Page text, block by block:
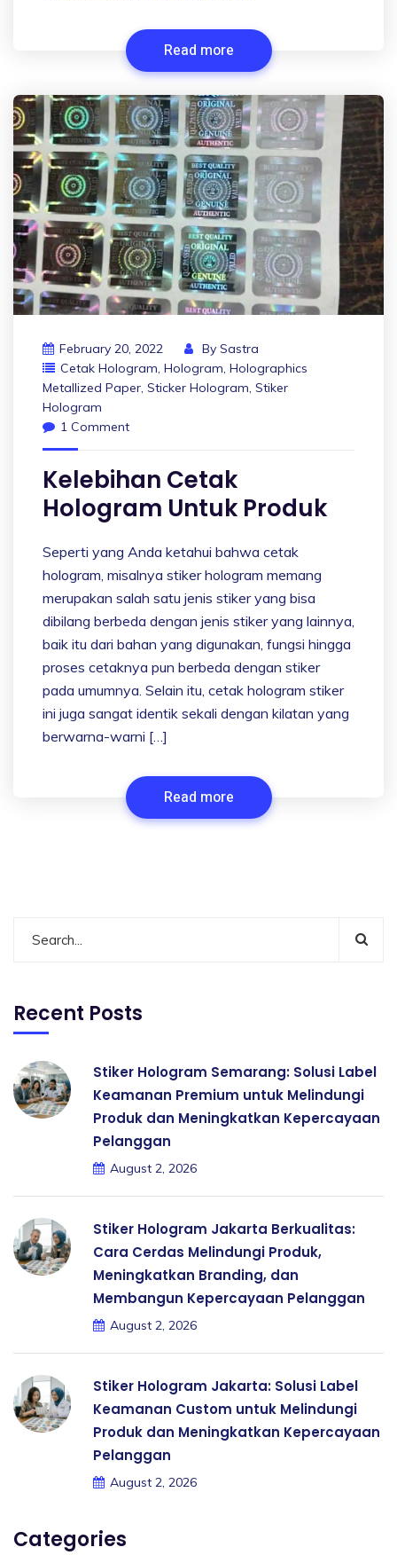
Read more
February 20, 2022 By Sastra
Cetak Hologram, Hologram, Holographics
Metallized Paper, Sticker Hologram, Stiker
Hologram
1 Comment
Kelebihan Cetak
Hologram Untuk Produk
Seperti yang Anda ketahui bahwa cetak
hologram, misalnya stiker hologram memang
merupakan salah satu jenis stiker yang bisa
dibilang berbeda dengan jenis stiker yang lainnya,
baik itu dari bahan yang digunakan, fungsi hingga
proses cetaknya pun berbeda dengan stiker
pada umumnya. Selain itu, cetak hologram stiker
ini juga sangat identik sekali dengan kilatan yang
berwarna-warni […]
Read more
Recent Posts
Stiker Hologram Semarang: Solusi Label
Keamanan Premium untuk Melindungi
Produk dan Meningkatkan Kepercayaan
Pelanggan
August 2, 2026
Stiker Hologram Jakarta Berkualitas:
Cara Cerdas Melindungi Produk,
Meningkatkan Branding, dan
Membangun Kepercayaan Pelanggan
August 2, 2026
Stiker Hologram Jakarta: Solusi Label
Keamanan Custom untuk Melindungi
Produk dan Meningkatkan Kepercayaan
Pelanggan
August 2, 2026
Categories